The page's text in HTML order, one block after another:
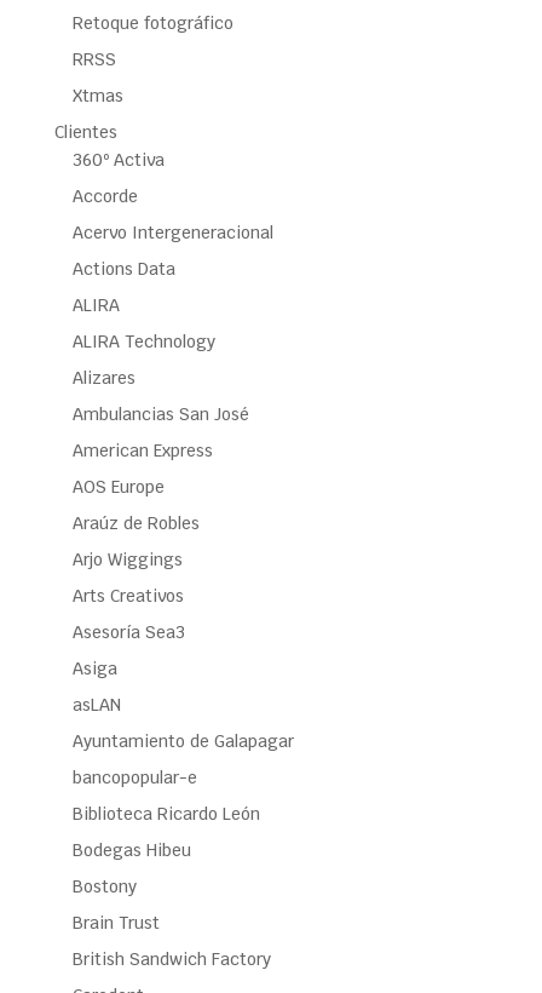
Retoque fotográfico
RRSS
Xtmas
Clientes
360º Activa
Accorde
Acervo Intergeneracional
Actions Data
ALIRA
ALIRA Technology
Alizares
Ambulancias San José
American Express
AOS Europe
Araúz de Robles
Arjo Wiggings
Arts Creativos
Asesoría Sea3
Asiga
asLAN
Ayuntamiento de Galapagar
bancopopular-e
Biblioteca Ricardo León
Bodegas Hibeu
Bostony
Brain Trust
British Sandwich Factory